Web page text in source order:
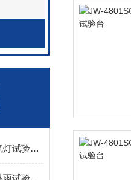
为您讲解紫外光试验与氙灯试验的区别【浙江巨为仪器股份有限公司】
厂家巨为教你轻松辨别淋雨试验箱优劣性